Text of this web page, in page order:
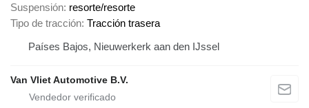
Suspensión resorte/resorte
Tipo de tracción Tracción trasera
Países Bajos, Nieuwerkerk aan den IJssel
Van Vliet Automotive B.V.